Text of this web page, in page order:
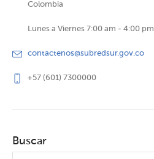
Colombia
Lunes a Viernes 7:00 am - 4:00 pm
contactenos@subredsur.gov.co
+57 (601) 7300000
Buscar